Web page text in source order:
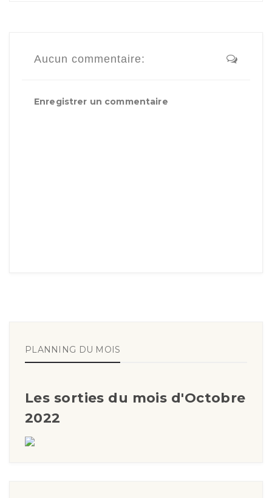
Aucun commentaire:
Enregistrer un commentaire
PLANNING DU MOIS
Les sorties du mois d'Octobre
2022